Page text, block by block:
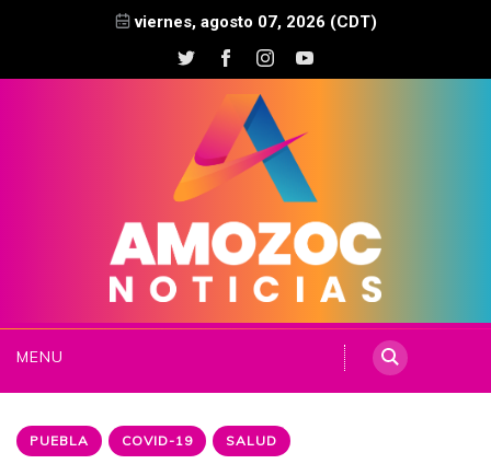
viernes, agosto 07, 2026 (CDT)
MENU
PUEBLA COVID-19 SALUD